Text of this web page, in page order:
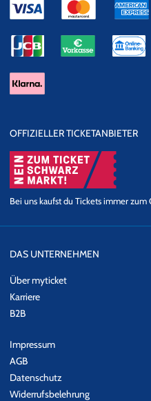
OFFIZIELLER TICKETANBIETER
Bei uns kaufst du Tickets immer
DAS UNTERNEHMEN
Über myticket
Karriere
B2B
Impressum
AGB
Datenschutz
Widerrufsbelehrung